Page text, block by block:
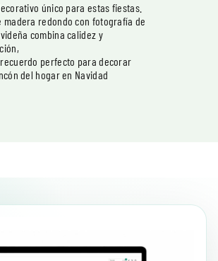
único para estas fiestas.
madera redondo con fotografía de
combina calidez y
perfecto para decorar
del hogar en Navidad